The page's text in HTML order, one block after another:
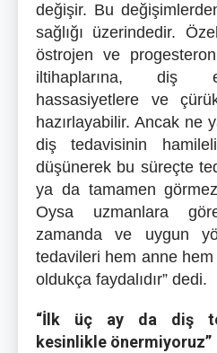
değişir. Bu
sağlığı üzerindedir.
östrojen ve
iltihaplarına, diş
hassasiyetlere ve
hazırlayabilir. Ancak ne
diş tedavisinin
düşünerek bu süreçte
ya da tamamen
Oysa uzmanlara
zamanda ve uygun
tedavileri hem anne hem
oldukça faydalıdır” dedi.
“İlk üç ay da diş
kesinlikle önermiyoruz”